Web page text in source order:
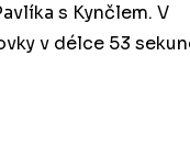
s Kynčlem. V
v délce 53